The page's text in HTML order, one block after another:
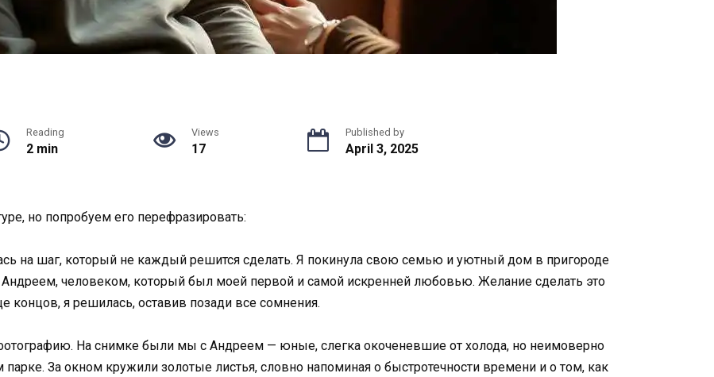
Reading
2 min
Views
17
Published by
April 3, 2025
но попробуем его перефразировать:
на шаг, который не каждый решится сделать. Я покинула свою семью и уютный дом в пригороде
Андреем, человеком, который был моей первой и самой искренней любовью. Желание сделать это
концов, я решилась, оставив позади все сомнения.
На снимке были мы с Андреем — юные, слегка окоченевшие от холода, но неимоверно
За окном кружили золотые листья, словно напоминая о быстротечности времени и о том, как